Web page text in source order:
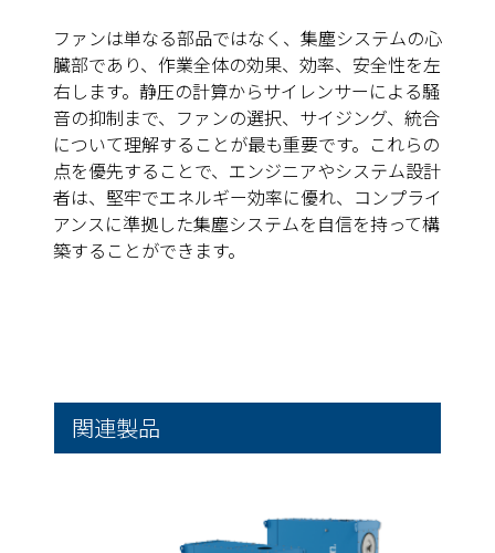
ファンは単なる部品ではなく、集塵システムの心
臓部であり、作業全体の効果、効率、安全性を左
右します。静圧の計算からサイレンサーによる騒
音の抑制まで、ファンの選択、サイジング、統合
について理解することが最も重要です。これらの
点を優先することで、エンジニアやシステム設計
者は、堅牢でエネルギー効率に優れ、コンプライ
アンスに準拠した集塵システムを自信を持って構
築することができます。
関連製品